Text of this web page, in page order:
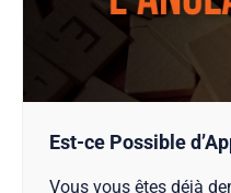
Est-ce Possible
Vous vous êtes déjà